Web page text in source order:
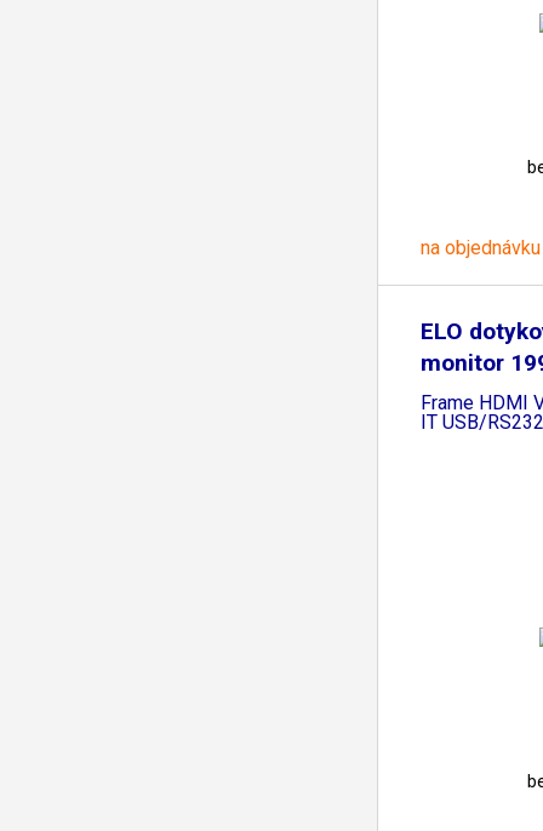
na objednávku
ELO
monitor
Open
Frame HDMI
IT USB/